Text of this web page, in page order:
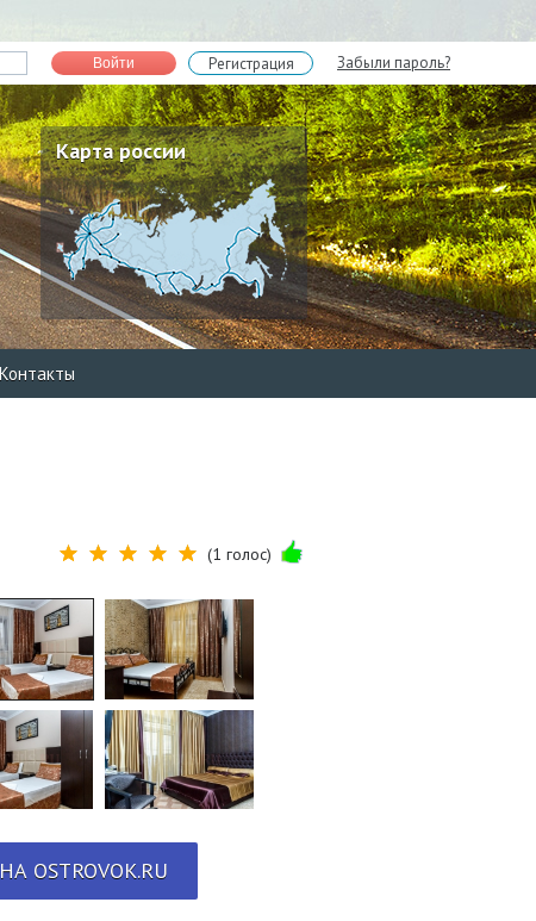
Войти Регистрация Забыли пароль?
Карта россии
Контакты
(1 голос)
OSTROVOK.RU